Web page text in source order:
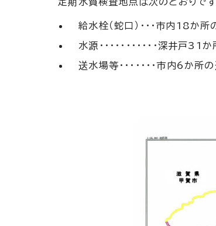
給水栓（蛇口）・・・市内18か
水源・・・・・・・・・・・深井戸31か
送水場等・・・・・・・市内6か所